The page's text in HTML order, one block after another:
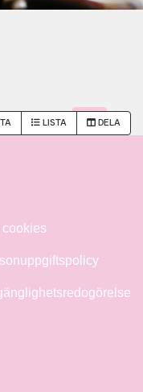
LISTA DELA
cookies